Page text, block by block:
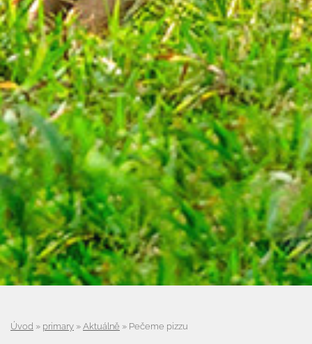
Úvod » primary » Aktuálně » Pečeme pizzu